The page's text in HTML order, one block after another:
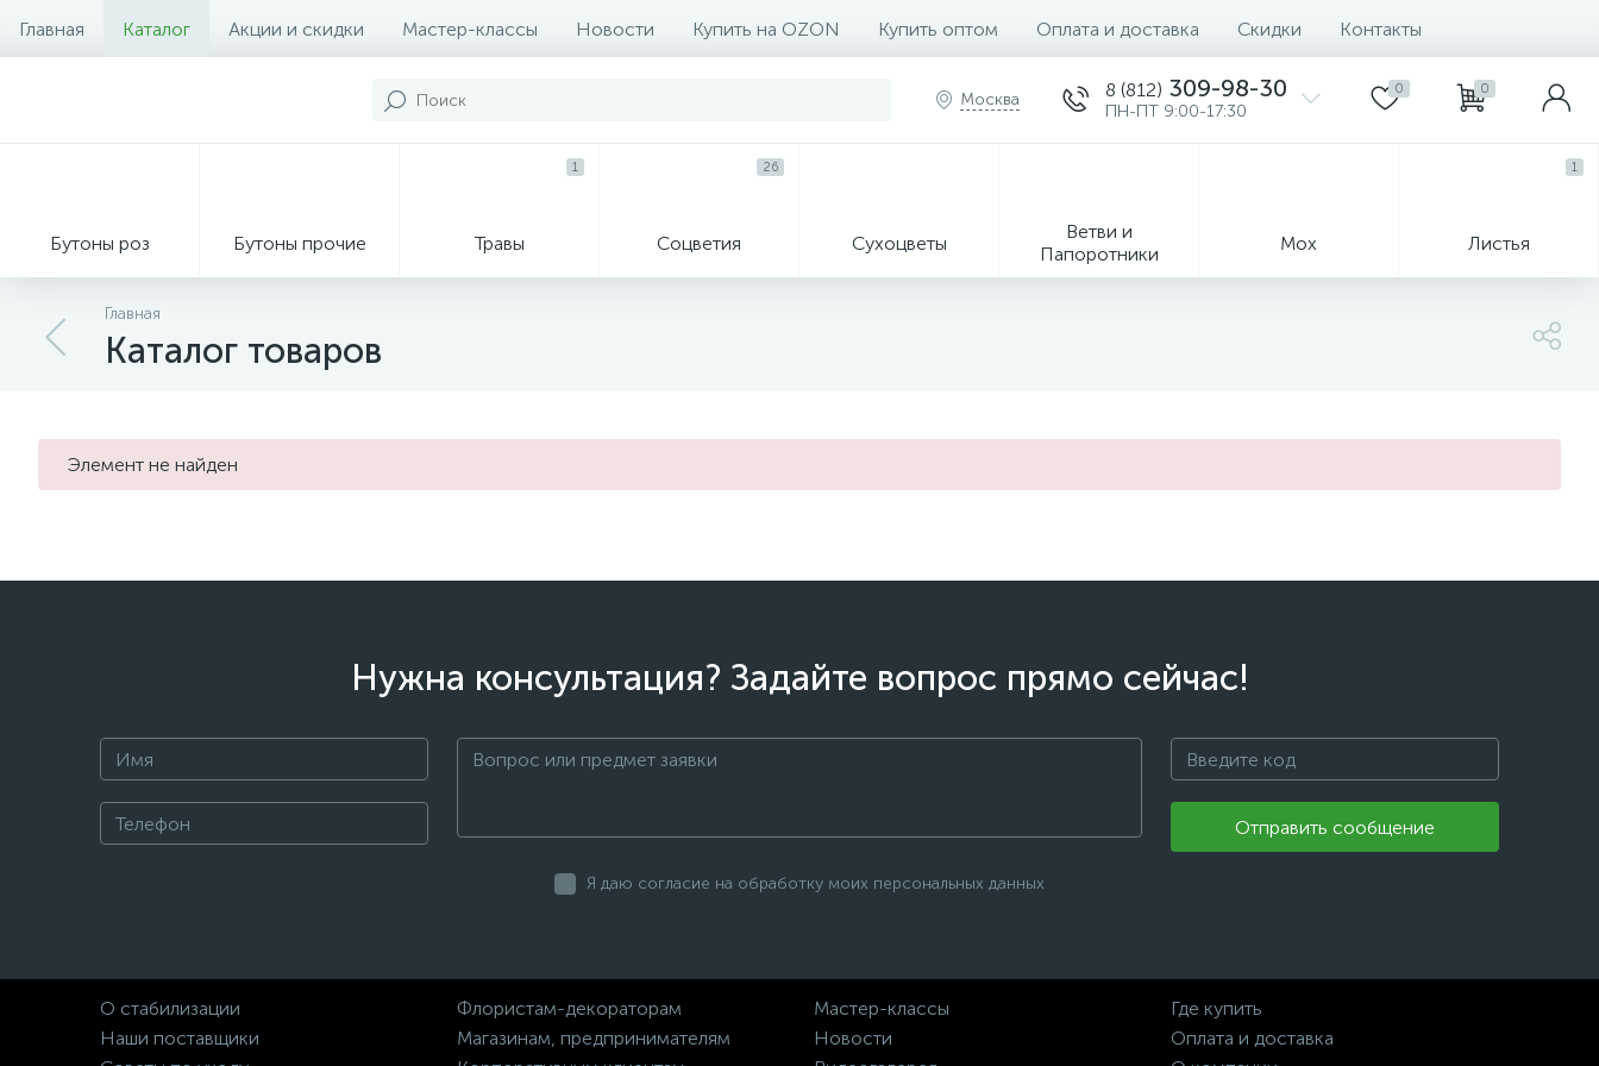
Главная Каталог Акции и скидки Мастер-классы Новости Купить на OZON Купить оптом Оплата и доставка Скидки Контакты
Москва 8 (812) 309-98-30
ПН-ПТ 9:00-17:30
0 0
Бутоны роз Бутоны прочие Травы
1
Соцветия
26
Сухоцветы
Ветви и
Папоротники
Мох Листья
1
Главная
Каталог товаров
Элемент не найден
Нужна консультация? Задайте вопрос прямо сейчас!
Отправить сообщение
Я даю согласие на обработку моих персональных данных
О стабилизации
Наши поставщики
Флористам-декораторам
Магазинам, предпринимателям
Мастер-классы
Новости
Где купить
Оплата и доставка